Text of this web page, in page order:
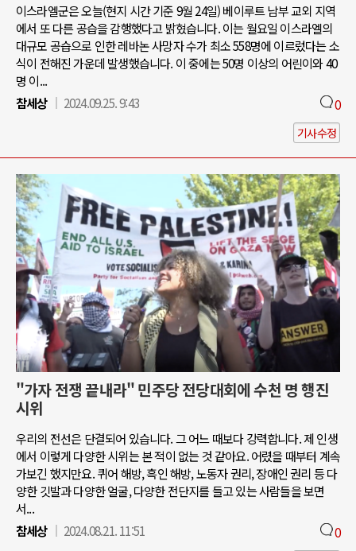
이스라엘군은 오늘(현지 시간 기준 9월 24일) 베이루트 남부 교외 지역
에서 또 다른 공습을 감행했다고 밝혔습니다. 이는 월요일 이스라엘의
대규모 공습으로 인한 레바논 사망자 수가 최소 558명에 이르렀다는 소
식이 전해진 가운데 발생했습니다. 이 중에는 50명 이상의 어린이와 40
명 이...
참세상
2024.09.25. 9:43 0
기사수정
"가자 전쟁 끝내라" 민주당 전당대회에 수천 명 행진
시위
우리의 전선은 단결되어 있습니다. 그 어느 때보다 강력합니다. 제 인생
에서 이렇게 다양한 시위는 본 적이 없는 것 같아요. 어렸을 때부터 계속
가보긴 했지만요. 퀴어 해방, 흑인 해방, 노동자 권리, 장애인 권리 등 다
양한 깃발과 다양한 얼굴, 다양한 전단지를 들고 있는 사람들을 보면
서...
참세상
2024.08.21. 11:51 0